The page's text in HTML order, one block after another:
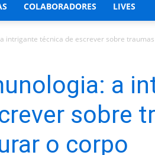
COLABORADORES LIVES
intrigante técnica de escrever sobre
a
sobre
o corpo